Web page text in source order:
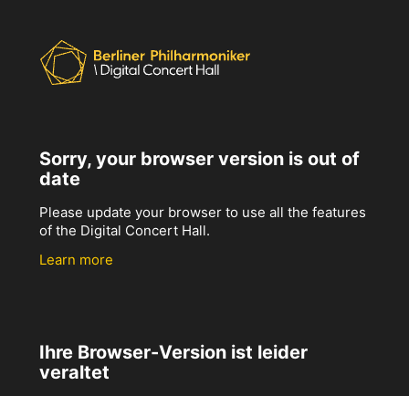
Sorry, your browser version is out of
date
Please update your browser to use all the features
of the Digital Concert Hall.
Learn more
Ihre Browser-Version ist leider
veraltet